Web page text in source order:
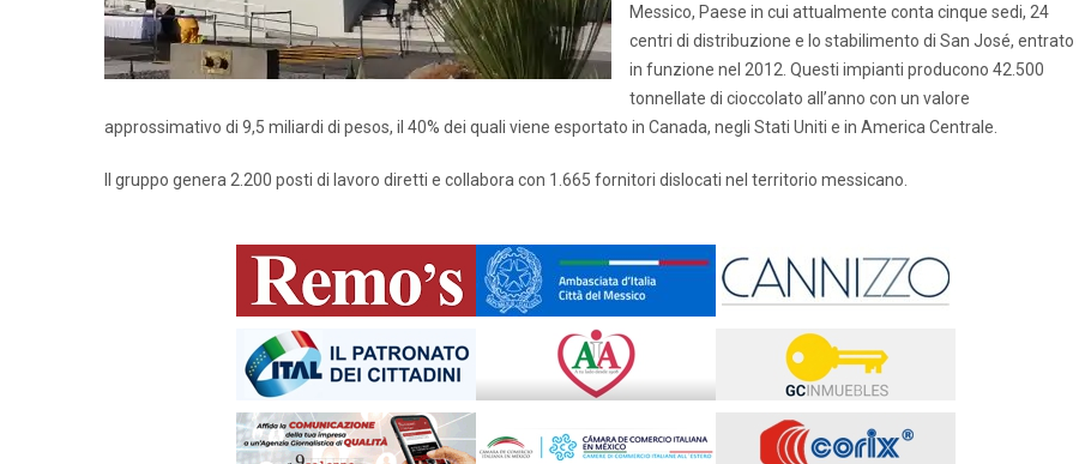
Messico, Paese in cui attualmente conta cinque sedi, 24
centri di distribuzione e lo stabilimento di San José, entrato
in funzione nel 2012. Questi impianti producono 42.500
tonnellate di cioccolato all’anno con un valore
approssimativo di 9,5 miliardi di pesos, il 40% dei quali viene esportato in Canada, negli Stati Uniti e in America Centrale.
Il gruppo genera 2.200 posti di lavoro diretti e collabora con 1.665 fornitori dislocati nel territorio messicano.